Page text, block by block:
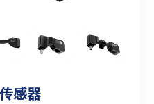
感器